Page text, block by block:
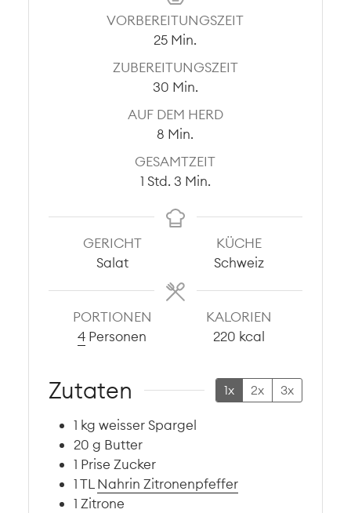
VORBEREITUNGSZEIT
25Minuten
Min.
ZUBEREITUNGSZEIT
30Minuten
Min.
AUF DEM HERD
8 Minuten
Min.
GESAMTZEIT
1Stunde
Std. 3Minuten
Min.
GERICHT
Salat
KÜCHE
Schweiz
PORTIONEN
4 Personen
KALORIEN
220 kcal
Zutaten 1x 2x 3x
1 kg weisser Spargel
20 g Butter
1 Prise Zucker
1TL Nahrin Zitronenpfeffer
1 Zitrone